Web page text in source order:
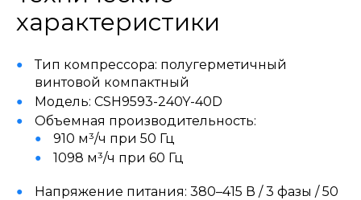
характеристики
Тип компрессора: полугерметичный
винтовой компактный
Модель: CSH9593-240Y-40D
Объемная производительность:
910 м³/ч при 50 Гц
1098 м³/ч при 60 Гц
Напряжение питания: 380–415 В / 3 фазы / 50